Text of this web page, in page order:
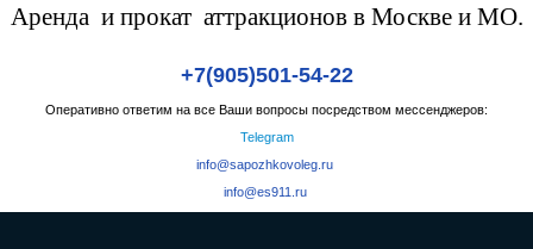
Аренда и прокат аттракционов в Москве и МО.
+7(905)501-54-22
Оперативно ответим на все Ваши вопросы посредством мессенджеров:
Telegram
info@sapozhkovoleg.ru
info@es911.ru